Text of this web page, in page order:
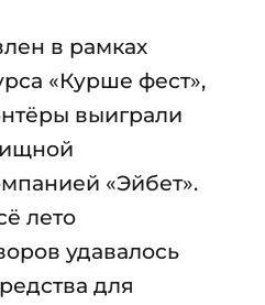
в рамках
«Курше фест»,
выиграли
«Эйбет».
лето
удавалось
для